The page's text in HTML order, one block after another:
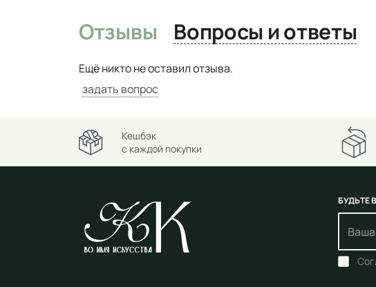
Отзывы Вопросы и ответы
Ещё никто не оставил отзыва.
задать вопрос
Кешбэк
с каждой покупки
БУДЬТЕ